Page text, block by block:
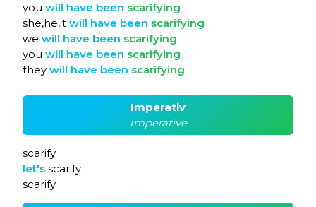
you will have been scarifying
she,he,it will have been scarifying
we will have been scarifying
you will have been scarifying
they will have been scarifying
Imperativ
Imperative
scarify
let's scarify
scarify